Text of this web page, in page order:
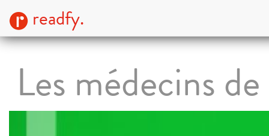
readfy.
Les médecins